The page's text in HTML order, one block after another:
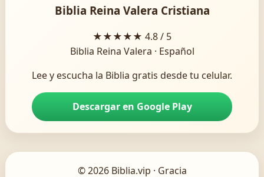
Biblia Reina Valera Cristiana
★★★★★ 4.8 / 5
Biblia Reina Valera · Español
Lee y escucha la Biblia gratis desde tu celular.
Descargar en Google Play
© 2026 Biblia.vip · Gracia